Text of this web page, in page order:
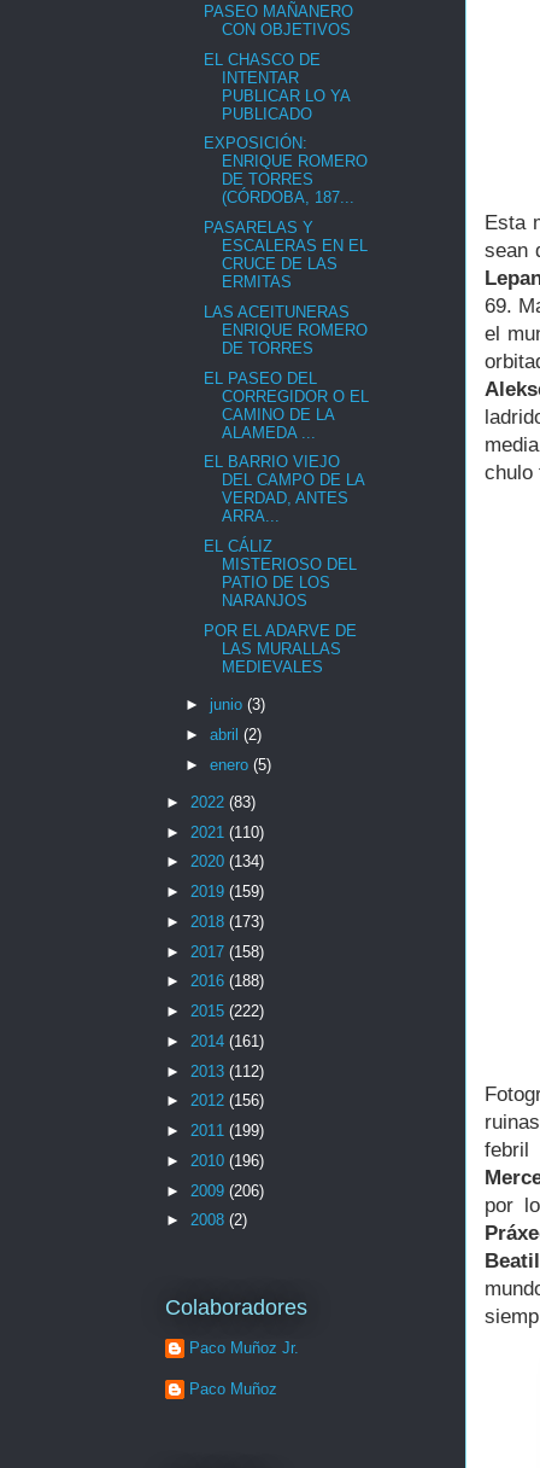
Esta
sean
69.
el
chulo
febril
por
PASEO MAÑANERO
CON OBJETIVOS
EL CHASCO DE
INTENTAR
PUBLICAR LO YA
PUBLICADO
EXPOSICIÓN:
ENRIQUE ROMERO
DE TORRES
(CÓRDOBA, 187...
PASARELAS Y
ESCALERAS EN EL
CRUCE DE LAS
ERMITAS
LAS ACEITUNERAS
ENRIQUE ROMERO
DE TORRES
EL PASEO DEL
CORREGIDOR O EL
CAMINO DE LA
ALAMEDA ...
EL BARRIO VIEJO
DEL CAMPO DE LA
VERDAD, ANTES
ARRA...
EL CÁLIZ
MISTERIOSO DEL
PATIO DE LOS
NARANJOS
POR EL ADARVE DE
LAS MURALLAS
MEDIEVALES
► junio (3)
► abril (2)
► enero (5)
► 2022 (83)
► 2021 (110)
► 2020 (134)
► 2019 (159)
► 2018 (173)
► 2017 (158)
► 2016 (188)
► 2015 (222)
► 2014 (161)
► 2013 (112)
► 2012 (156)
► 2011 (199)
► 2010 (196)
► 2009 (206)
► 2008 (2)
Colaboradores
Paco Muñoz Jr.
Paco Muñoz